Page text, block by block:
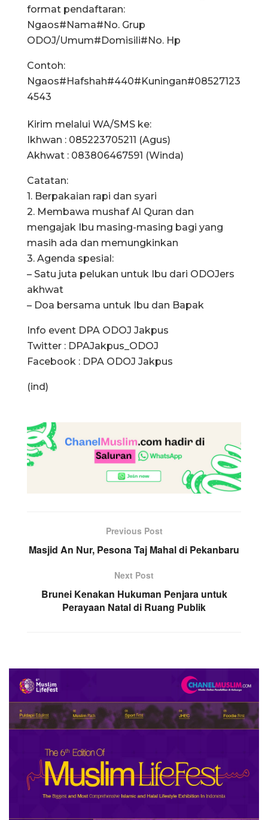
format pendaftaran:
Ngaos#Nama#No. Grup
ODOJ/Umum#Domisili#No. Hp
Contoh:
Ngaos#Hafshah#440#Kuningan#08527123
4543
Kirim melalui WA/SMS ke:
Ikhwan : 085223705211 (Agus)
Akhwat : 083806467591 (Winda)
Catatan:
1. Berpakaian rapi dan syari
2. Membawa mushaf Al Quran dan
mengajak Ibu masing-masing bagi yang
masih ada dan memungkinkan
3. Agenda spesial:
– Satu juta pelukan untuk Ibu dari ODOJers
akhwat
– Doa bersama untuk Ibu dan Bapak
Info event DPA ODOJ Jakpus
Twitter : DPAJakpus_ODOJ
Facebook : DPA ODOJ Jakpus
(ind)
Previous Post
Masjid An Nur, Pesona Taj Mahal di Pekanbaru
Next Post
Brunei Kenakan Hukuman Penjara untuk
Perayaan Natal di Ruang Publik